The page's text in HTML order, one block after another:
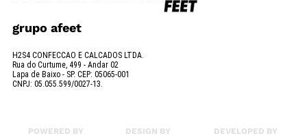
grupo afeet
H2S4 CONFECCAO E CALCADOS LTDA.
Rua do Curtume, 499 - Andar 02
Lapa de Baixo - SP. CEP: 05065-001
CNPJ: 05.055.599/0027-13.
POWERED BY DESIGN BY DEVELOPED BY